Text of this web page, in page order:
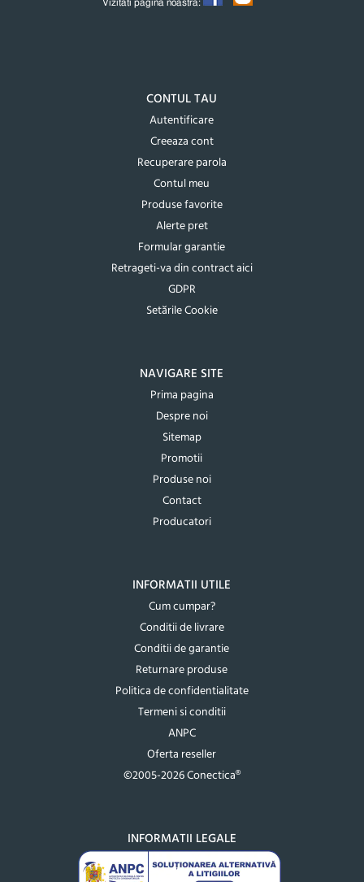
Vizitati pagina noastra:
CONTUL TAU
Autentificare
Creeaza cont
Recuperare parola
Contul meu
Produse favorite
Alerte pret
Formular garantie
Retrageti-va din contract aici
GDPR
Setările Cookie
NAVIGARE SITE
Prima pagina
Despre noi
Sitemap
Promotii
Produse noi
Contact
Producatori
INFORMATII UTILE
Cum cumpar?
Conditii de livrare
Conditii de garantie
Returnare produse
Politica de confidentialitate
Termeni si conditii
ANPC
Oferta reseller
©2005-2026 Conectica®
INFORMATII LEGALE